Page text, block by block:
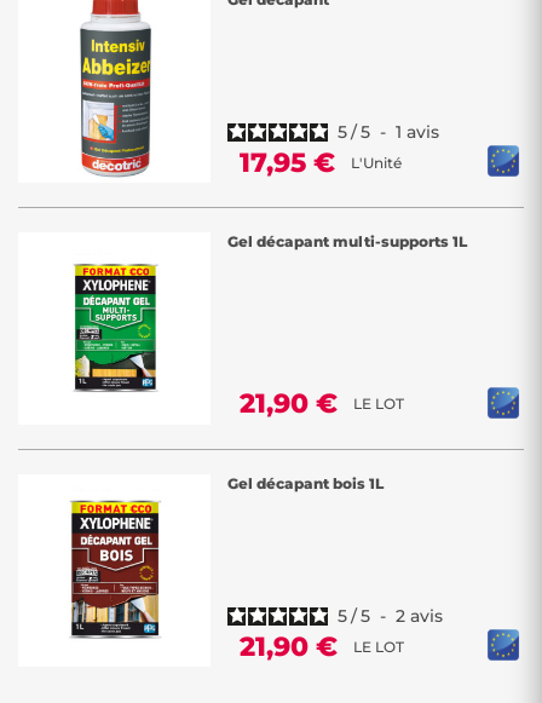
5/5 - 1 avis
17,95 € L'Unité
Gel décapant multi-supports 1L
21,90 € LE LOT
Gel décapant bois 1L
5/5 - 2 avis
21,90 € LE LOT